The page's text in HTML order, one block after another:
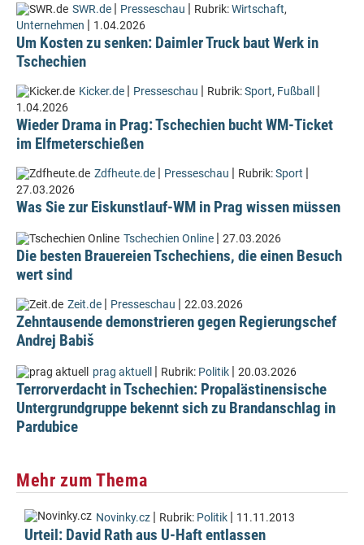
SWR.de | Presseschau | Rubrik:Wirtschaft,
Unternehmen | 1.04.2026
Um Kosten zu senken: Daimler Truck baut Werk in
Tschechien
Kicker.de | Presseschau | Rubrik:Sport, Fußball |
1.04.2026
Wieder Drama in Prag: Tschechien bucht WM-Ticket
im Elfmeterschießen
Zdfheute.de | Presseschau | Rubrik:Sport |
27.03.2026
Was Sie zur Eiskunstlauf-WM in Prag wissen müssen
Tschechien Online | 27.03.2026
Die besten Brauereien Tschechiens, die einen Besuch
wert sind
Zeit.de | Presseschau | 22.03.2026
Zehntausende demonstrieren gegen Regierungschef
Andrej Babiš
prag aktuell | Rubrik: Politik | 20.03.2026
Terrorverdacht in Tschechien: Propalästinensische
Untergrundgruppe bekennt sich zu Brandanschlag in
Pardubice
Mehr zum Thema
Novinky.cz | Rubrik: Politik | 11.11.2013
Urteil: David Rath aus U-Haft entlassen